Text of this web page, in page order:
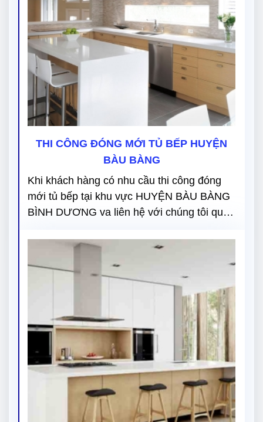
THI CÔNG ĐÓNG MỚI TỦ BẾP HUYỆN
BÀU BÀNG
Khi khách hàng có nhu cầu thi công đóng
mới tủ bếp tại khu vực HUYỆN BÀU BÀNG
BÌNH DƯƠNG va liên hệ với chúng tôi qua
khách hàng từng chất liệu để làm tủ bếp
tham khảo.